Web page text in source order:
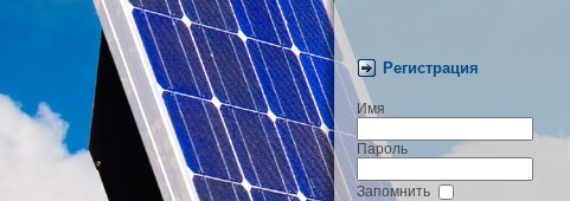
Регистрация
Имя
Пароль
Запомнить